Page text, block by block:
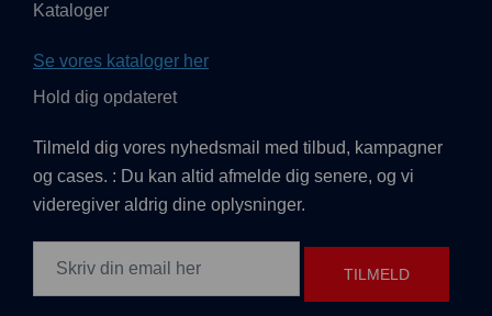
Kataloger
Se vores kataloger her
Hold dig opdateret
Tilmeld dig vores nyhedsmail med tilbud, kampagner
og cases. : Du kan altid afmelde dig senere, og vi
videregiver aldrig dine oplysninger.
TILMELD